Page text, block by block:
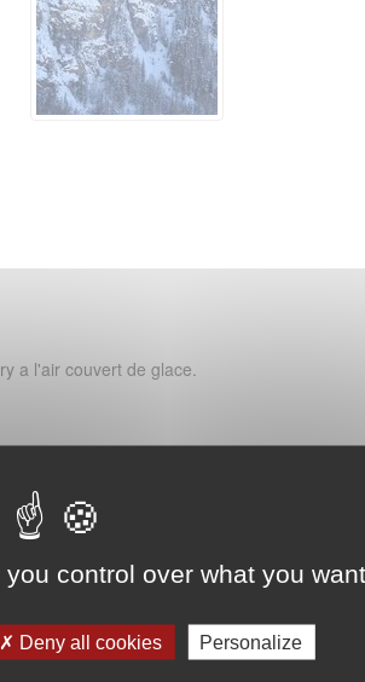
a l'air couvert de glace.
control over what you
Deny all cookies Personalize